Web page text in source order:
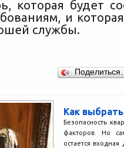
которая будет
и
службы.
Как
Безопасность
факторов. Но
остается